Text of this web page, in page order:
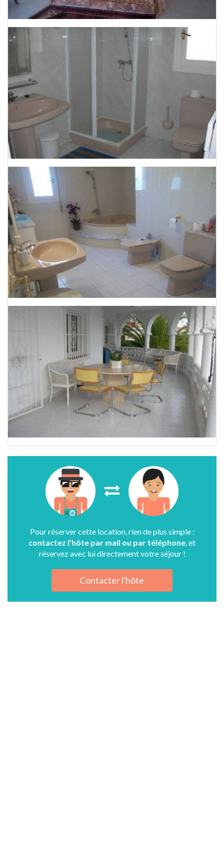
Pour réserver cette location, rien de plus simple :
contactez l’hôte par mail ou par téléphone , et
réservez avec lui directement votre séjour !
Contacter l'hôte